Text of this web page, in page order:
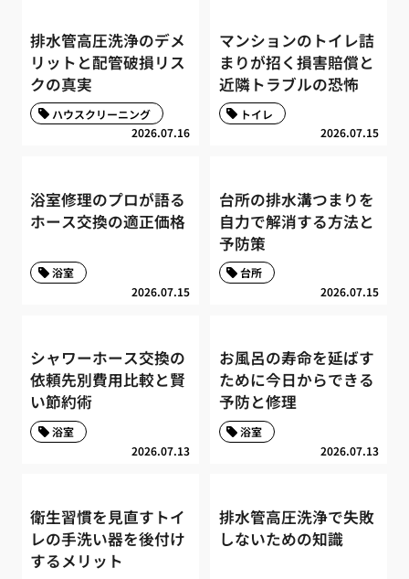
排水管高圧洗浄のデメ
リットと配管破損リス
クの真実
2026.07.16
ハウスクリーニング
マンションのトイレ詰
まりが招く損害賠償と
近隣トラブルの恐怖
2026.07.15
トイレ
浴室修理のプロが語る
ホース交換の適正価格
2026.07.15
浴室
台所の排水溝つまりを
自力で解消する方法と
予防策
2026.07.15
台所
シャワーホース交換の
依頼先別費用比較と賢
い節約術
2026.07.13
浴室
お風呂の寿命を延ばす
ために今日からできる
予防と修理
2026.07.13
浴室
衛生習慣を見直すトイ
レの手洗い器を後付け
するメリット
排水管高圧洗浄で失敗
しないための知識